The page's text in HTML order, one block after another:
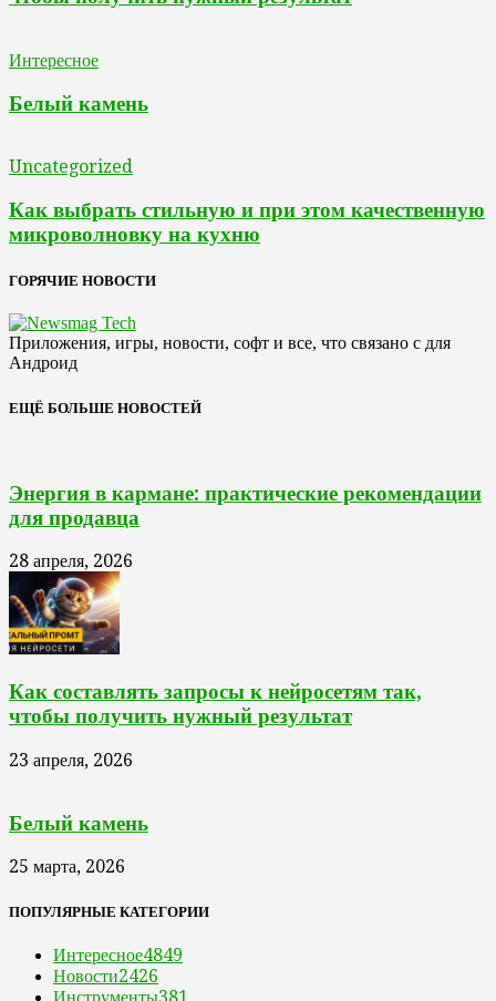
Интересное
Белый камень
Uncategorized
Как выбрать стильную и при этом качественную
микроволновку на кухню
ГОРЯЧИЕ НОВОСТИ
Приложения, игры, новости, софт и все, что связано с для
Андроид
ЕЩЁ БОЛЬШЕ НОВОСТЕЙ
Энергия в кармане: практические рекомендации
для продавца
28 апреля, 2026
Как составлять запросы к нейросетям так,
чтобы получить нужный результат
23 апреля, 2026
Белый камень
25 марта, 2026
ПОПУЛЯРНЫЕ КАТЕГОРИИ
Интересное4849
Новости2426